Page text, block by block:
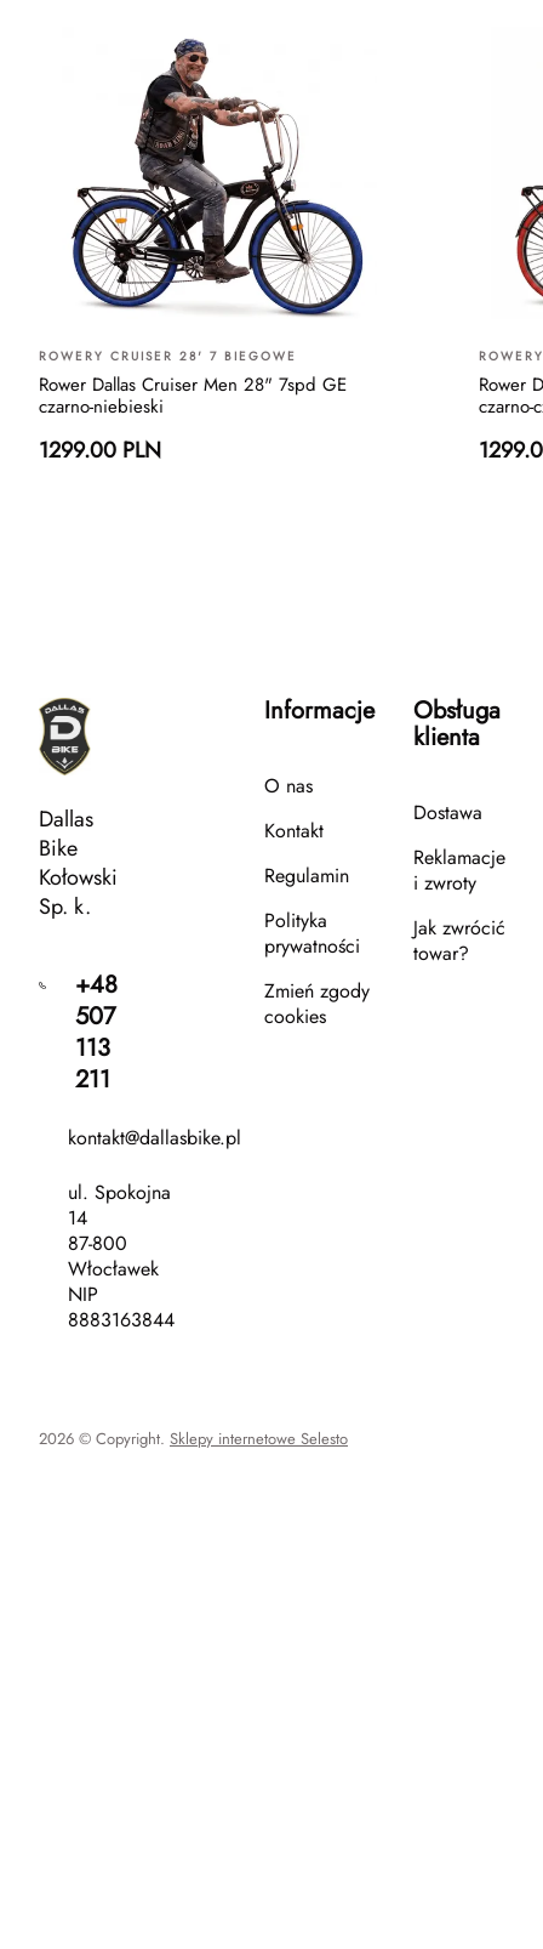
ROWERY CRUISER 28' 7 BIEGOWE
Rower Dallas Cruiser Men 28" 7spd GE
czarno-niebieski
1299.00 PLN
Rower
czarno-
Dallas
Bike
Kołowski
Sp. k.
+48
507
113
211
kontakt@dallasbike.pl
ul. Spokojna
14
87-800
Włocławek
NIP
8883163844
Informacje
O nas
Kontakt
Regulamin
Polityka
prywatności
Zmień zgody
cookies
Obsługa
klienta
Dostawa
Reklamacje
i zwroty
Jak zwrócić
towar?
2026 © Copyright. Sklepy internetowe Selesto